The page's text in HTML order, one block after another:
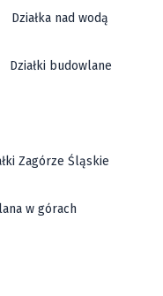
Działka nad wodą
Działki budowlane
Zagórze Śląskie
w górach